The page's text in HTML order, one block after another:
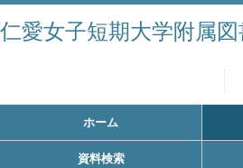
仁愛女子短期大学附属図
ホーム
資料検索